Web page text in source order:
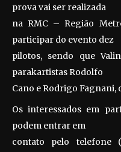
prova vai ser realizada
na RMC – Região
participar do evento dez
pilotos, sendo que
parakartistas Rodolfo
Cano e Rodrigo Fagnani,
Os interessados em
podem entrar em
contato pelo telefone